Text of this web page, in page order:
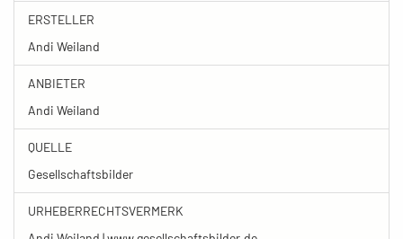
ERSTELLER
Andi Weiland
ANBIETER
Andi Weiland
QUELLE
Gesellschaftsbilder
URHEBERRECHTSVERMERK